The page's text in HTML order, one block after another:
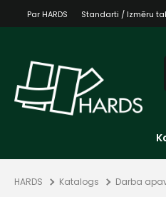
Par HARDS Standarti / Izmēru
HARDS Katalogs Darba